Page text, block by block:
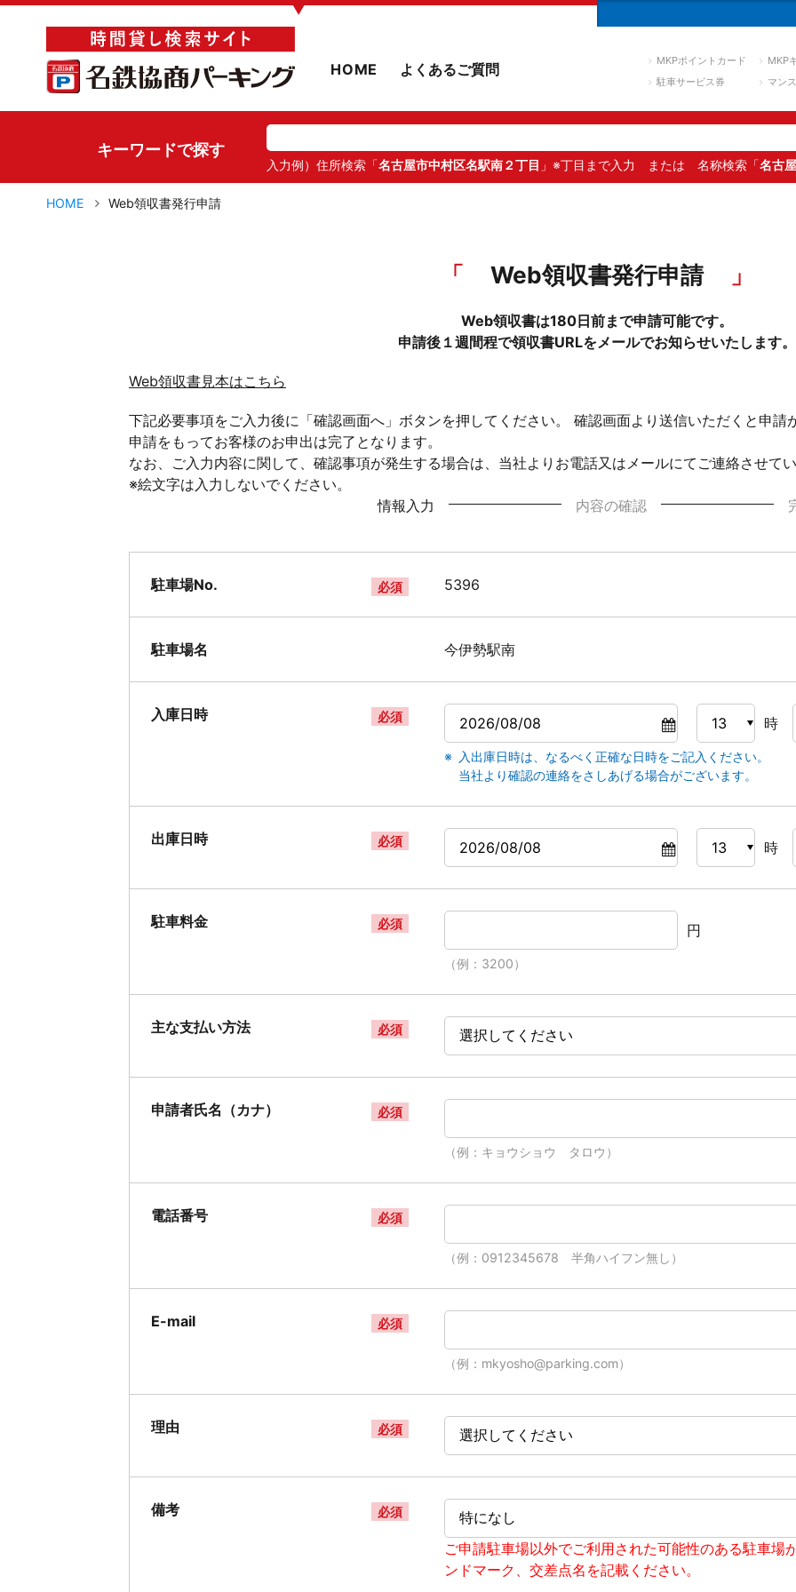
▼
HOME よくあるご質問 MKPポイントカード
MKP
駐車サービス券
マン
キーワードで探す
入力例）住所検索「名古屋市中村区名駅南２丁目 」※丁目まで入力 または 名称検索「名古
HOME Web領収書発行申請
Web領収書発行申請
Web領収書は180日前まで申請可能です。
申請後１週間程で領収書URLをメールでお知らせいたします。
Web領収書見本はこちら
下記必要事項をご入力後に「確認画面へ」ボタンを押してください。 確認画面より送信いただくと申請
申請をもってお客様のお申出は完了となります。
なお、ご入力内容に関して、確認事項が発生する場合は、当社よりお電話又はメールにてご連絡させて
※絵文字は入力しないでください。
情報入力
内容の確認
駐車場No. 必須 5396
駐車場名 今伊勢駅南
入庫日時 必須 時
入出庫日時は、なるべく正確な日時をご記入ください。
当社より確認の連絡をさしあげる場合がございます。
出庫日時 必須 時
駐車料金 必須 円
（例：3200）
主な支払い方法 必須
申請者氏名（カナ） 必須
（例：キョウショウ タロウ）
電話番号 必須
（例：0912345678 半角ハイフン無し）
E-mail 必須
（例：mkyosho@parking.com）
理由 必須
備考 必須
ご申請駐車場以外でご利用された可能性のある駐車場
ンドマーク、交差点名を記載ください。